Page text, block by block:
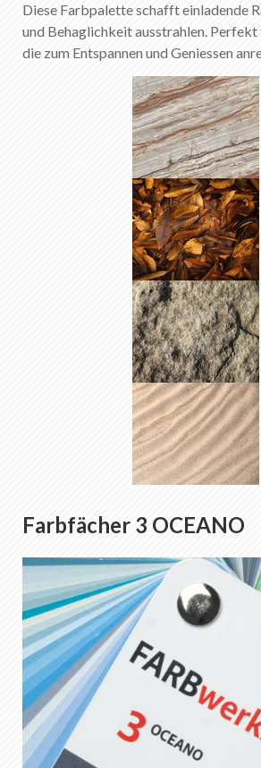
Diese Farbpalette schafft einladende
und Behaglichkeit ausstrahlen.
die zum Entspannen und Geniessen
Farbfächer 3 OCEANO